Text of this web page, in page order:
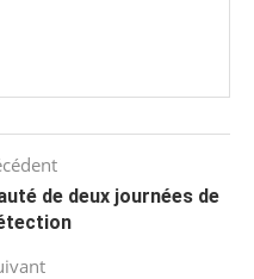
de deux journées de